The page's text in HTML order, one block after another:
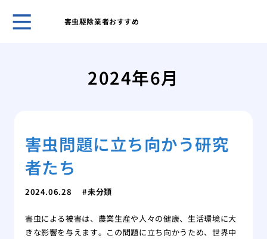
害虫駆除業者おすすめ
2024年6月
害虫問題に立ち向かう研究
者たち
2024.06.28 未分類
害虫による被害は、農業生産や人々の健康、生活環境に大
きな影響を与えます。この問題に立ち向かうため、世界中